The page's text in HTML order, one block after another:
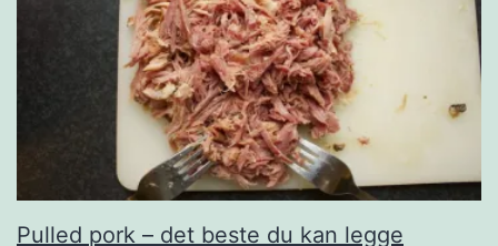
Pulled pork – det beste du kan legge